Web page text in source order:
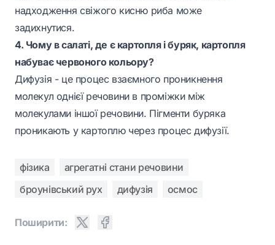
надходження свіжого кисню риба може
задихнутися.
4. Чому в салаті, де є картопля і буряк, картопля
набуває червоного кольору?
Дифузія - це процес взаємного проникнення
молекул однієї речовини в проміжки між
молекулами іншої речовини. Пігменти буряка
проникають у картоплю через процес дифузії.
фізика
агрегатні стани речовини
броунівський рух
дифузія осмос
Поширити: